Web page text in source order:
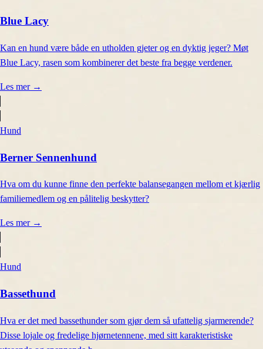
Blue Lacy
Kan en hund være både en utholden gjeter og en dyktig jeger? Møt
Blue Lacy, rasen som kombinerer det beste fra begge verdener.
Les mer →
Hund
Berner Sennenhund
Hva om du kunne finne den perfekte balansegangen mellom et kjærlig
familiemedlem og en pålitelig beskytter?
Les mer →
Hund
Bassethund
Hva er det med bassethunder som gjør dem så ufattelig sjarmerende?
Disse lojale og fredelige hjørnetennene, med sitt karakteristiske